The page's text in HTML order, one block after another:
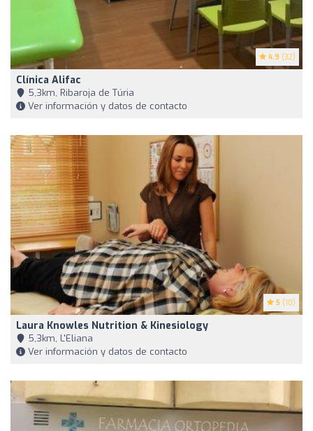
4.9 (32)
Clínica Alifac
5,3km, Ribaroja de Túria
Ver información y datos de contacto
5 (10)
Laura Knowles Nutrition & Kinesiology
5,3km, L'Eliana
Ver información y datos de contacto